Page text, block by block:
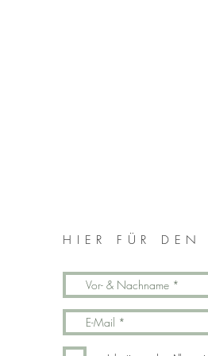
HIER FÜR DEN